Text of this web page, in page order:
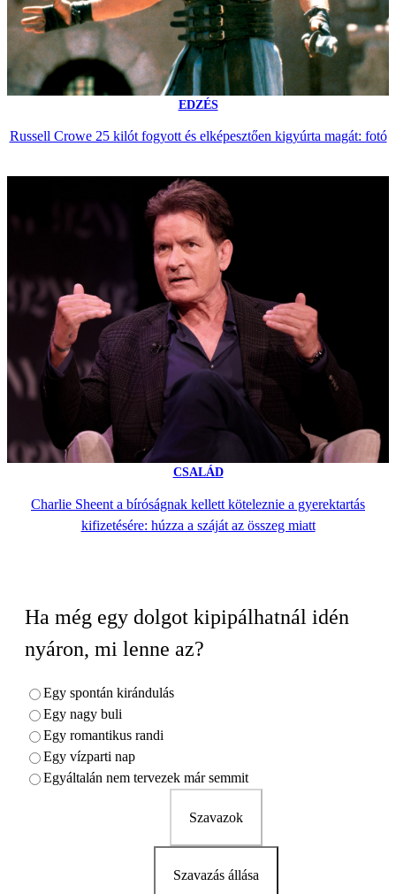
EDZÉS
Russell Crowe 25 kilót fogyott és elképesztően kigyúrta magát: fotó
CSALÁD
Charlie Sheent a bíróságnak kellett köteleznie a gyerektartás
kifizetésére: húzza a száját az összeg miatt
Ha még egy dolgot kipipálhatnál idén
nyáron, mi lenne az?
Egy spontán kirándulás
Egy nagy buli
Egy romantikus randi
Egy vízparti nap
Egyáltalán nem tervezek már semmit
Szavazok
Szavazás állása